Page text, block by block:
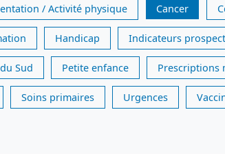
/ Activité physique Cancer
Handicap Indicateurs
Sud Petite enfance Prescriptions
Soins primaires Urgences